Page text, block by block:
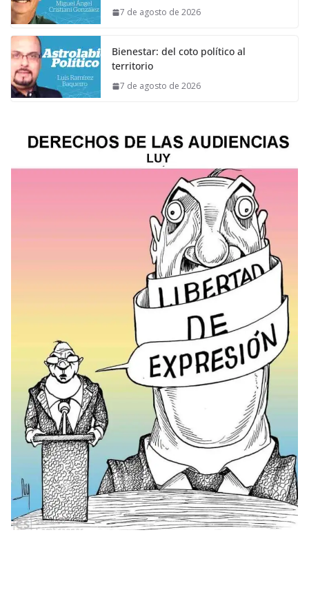
7 de agosto de 2026
Bienestar: del coto político al
territorio
7 de agosto de 2026